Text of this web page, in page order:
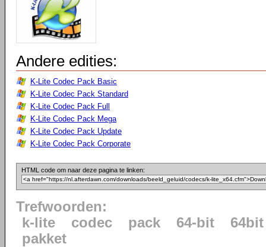
Andere edities:
K-Lite Codec Pack Basic
K-Lite Codec Pack Standard
K-Lite Codec Pack Full
K-Lite Codec Pack Mega
K-Lite Codec Pack Update
K-Lite Codec Pack Corporate
HTML code om naar deze pagina te linken:
Trefwoorden:
k-lite
codec pack 64-bit
64bit
pakket